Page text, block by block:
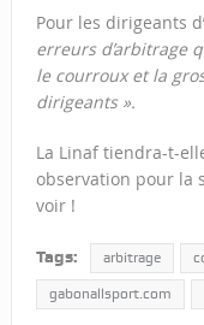
Pour les dirigeants
erreurs d’arbitrage
le courroux et la
dirigeants ».
La Linaf tiendra-t-
observation pour la
voir !
Tags: arbitrage
gabonallsport.com